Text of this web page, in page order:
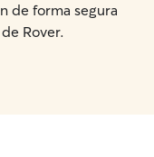
de forma segura
Rover.